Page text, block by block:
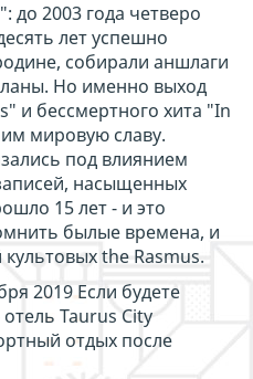
до 2003 года четверо
лет успешно
собирали аншлаги
Но именно выход
и бессмертного хита "In
мировую славу.
под влиянием
насыщенных
15 лет - и это
былые времена, и
the Rasmus.
2019 Если будете
отель Taurus City
отдых после